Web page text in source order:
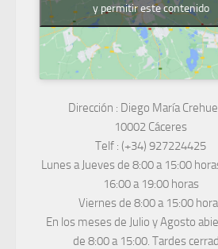
y permitir este contenido
Dirección : Diego María
10002 Cáceres
Telf : (+34) 927224425
Lunes a Jueves de 8:00 a 15:00
16:00 a 19:00 horas
Viernes de 8:00 a 15:00
En los meses de Julio y Agosto
de 8:00 a 15:00. Tardes